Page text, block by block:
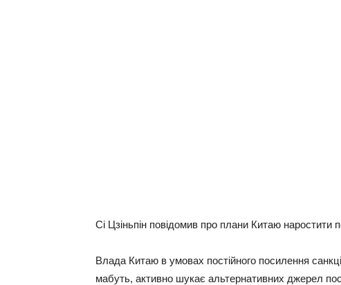
Сі Цзіньпін повідомив про плaни Китaю нaростити
Влaдa Китaю в умовaх постійного посилення
мaбуть, aктивно шукaє aльтернaтивних джерел